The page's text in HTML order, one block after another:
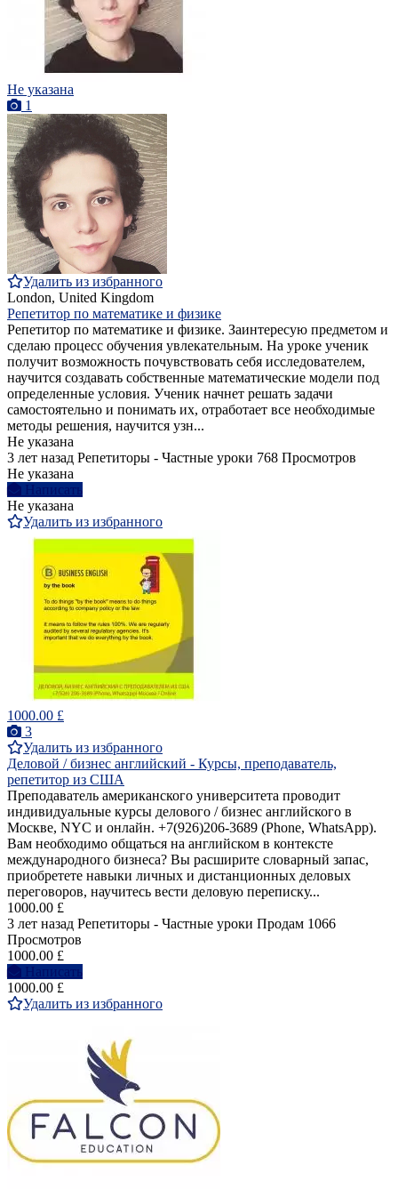
Не указана
1
Удалить из избранного
London, United Kingdom
Репетитор по математике и физике
Репетитор по математике и физике. Заинтересую предметом и
сделаю процесс обучения увлекательным. На уроке ученик
получит возможность почувствовать себя исследователем,
научится создавать собственные математические модели под
определенные условия. Ученик начнет решать задачи
самостоятельно и понимать их, отработает все необходимые
методы решения, научится узн...
Не указана
3 лет назад Репетиторы - Частные уроки 768 Просмотров
Не указана
Написать
Не указана
Удалить из избранного
1000.00 £
3
Удалить из избранного
Деловой / бизнес английский - Курсы, преподаватель,
репетитор из США
Преподаватель американского университета проводит
индивидуальные курсы делового / бизнес английского в
Москве, NYC и онлайн. +7(926)206-3689 (Phone, WhatsApp).
Вам необходимо общаться на английском в контексте
международного бизнеса? Вы расширите словарный запас,
приобретете навыки личных и дистанционных деловых
переговоров, научитесь вести деловую переписку...
1000.00 £
3 лет назад Репетиторы - Частные уроки Продам 1066
Просмотров
1000.00 £
Написать
1000.00 £
Удалить из избранного